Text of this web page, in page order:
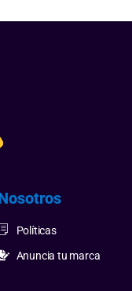
Políticas
Anuncia tu marca